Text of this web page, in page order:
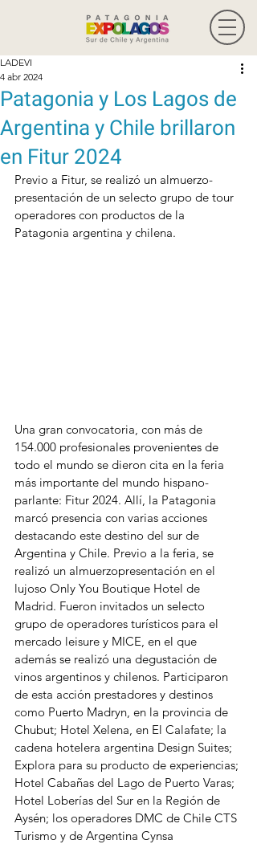
Patagonia y Los Lagos de
Argentina y Chile brillaron
en Fitur 2024
LADEVI
4 abr 2024
Previo a Fitur, se realizó un almuerzo-
presentación de un selecto grupo de tour
operadores con productos de la
Patagonia argentina y chilena.
Una gran convocatoria, con más de
154.000 profesionales provenientes de
todo el mundo se dieron cita en la feria
más importante del mundo hispano-
parlante: Fitur 2024. Allí, la Patagonia
marcó presencia con varias acciones
destacando este destino del sur de
Argentina y Chile. Previo a la feria, se
realizó un almuerzopresentación en el
lujoso Only You Boutique Hotel de
Madrid. Fueron invitados un selecto
grupo de operadores turísticos para el
mercado leisure y MICE, en el que
además se realizó una degustación de
vinos argentinos y chilenos. Participaron
de esta acción prestadores y destinos
como Puerto Madryn, en la provincia de
Chubut; Hotel Xelena, en El Calafate; la
cadena hotelera argentina Design Suites;
Explora para su producto de experiencias;
Hotel Cabañas del Lago de Puerto Varas;
Hotel Loberías del Sur en la Región de
Aysén; los operadores DMC de Chile CTS
Turismo y de Argentina Cynsa